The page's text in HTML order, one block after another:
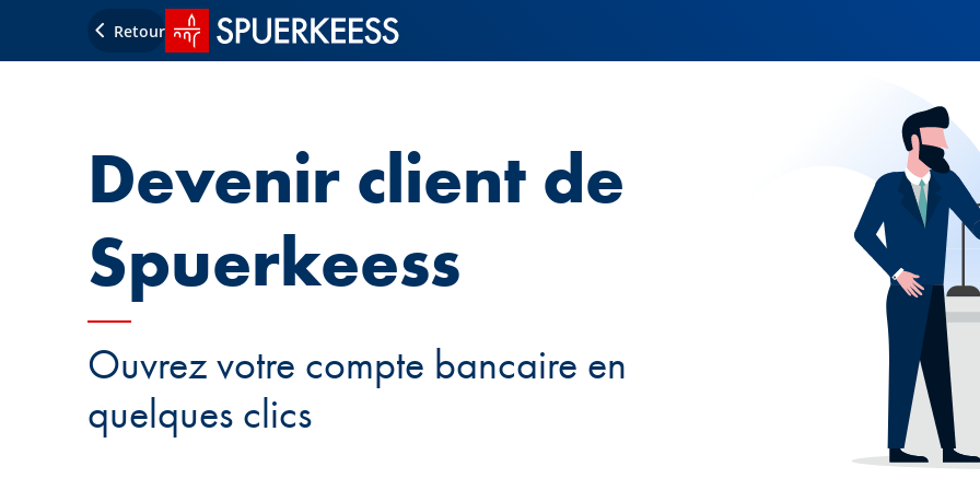
Retour Accueil SPUERKEESS
Devenir client de
Spuerkeess
Ouvrez votre compte bancaire en
quelques clics